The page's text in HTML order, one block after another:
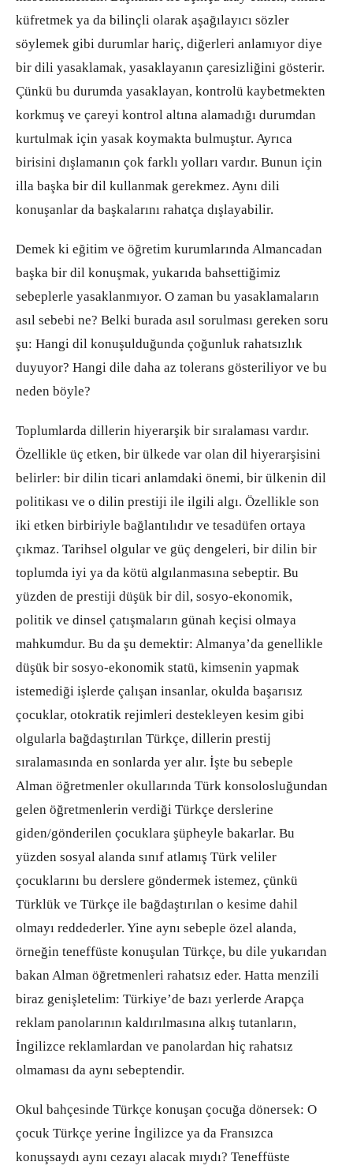
küfretmek ya da bilinçli olarak aşağılayıcı sözler
söylemek gibi durumlar hariç, diğerleri anlamıyor diye
bir dili yasaklamak, yasaklayanın çaresizliğini gösterir.
Çünkü bu durumda yasaklayan, kontrolü kaybetmekten
korkmuş ve çareyi kontrol altına alamadığı durumdan
kurtulmak için yasak koymakta bulmuştur. Ayrıca
birisini dışlamanın çok farklı yolları vardır. Bunun için
illa başka bir dil kullanmak gerekmez. Aynı dili
konuşanlar da başkalarını rahatça dışlayabilir.
Demek ki eğitim ve öğretim kurumlarında Almancadan
başka bir dil konuşmak, yukarıda bahsettiğimiz
sebeplerle yasaklanmıyor. O zaman bu yasaklamaların
asıl sebebi ne? Belki burada asıl sorulması gereken soru
şu: Hangi dil konuşulduğunda çoğunluk rahatsızlık
duyuyor? Hangi dile daha az tolerans gösteriliyor ve bu
neden böyle?
Toplumlarda dillerin hiyerarşik bir sıralaması vardır.
Özellikle üç etken, bir ülkede var olan dil hiyerarşisini
belirler: bir dilin ticari anlamdaki önemi, bir ülkenin dil
politikası ve o dilin prestiji ile ilgili algı. Özellikle son
iki etken birbiriyle bağlantılıdır ve tesadüfen ortaya
çıkmaz. Tarihsel olgular ve güç dengeleri, bir dilin bir
toplumda iyi ya da kötü algılanmasına sebeptir. Bu
yüzden de prestiji düşük bir dil, sosyo-ekonomik,
politik ve dinsel çatışmaların günah keçisi olmaya
mahkumdur. Bu da şu demektir: Almanya’da genellikle
düşük bir sosyo-ekonomik statü, kimsenin yapmak
istemediği işlerde çalışan insanlar, okulda başarısız
çocuklar, otokratik rejimleri destekleyen kesim gibi
olgularla bağdaştırılan Türkçe, dillerin prestij
sıralamasında en sonlarda yer alır. İşte bu sebeple
Alman öğretmenler okullarında Türk konsolosluğundan
gelen öğretmenlerin verdiği Türkçe derslerine
giden/gönderilen çocuklara şüpheyle bakarlar. Bu
yüzden sosyal alanda sınıf atlamış Türk veliler
çocuklarını bu derslere göndermek istemez, çünkü
Türklük ve Türkçe ile bağdaştırılan o kesime dahil
olmayı reddederler. Yine aynı sebeple özel alanda,
örneğin teneffüste konuşulan Türkçe, bu dile yukarıdan
bakan Alman öğretmenleri rahatsız eder. Hatta menzili
biraz genişletelim: Türkiye’de bazı yerlerde Arapça
reklam panolarının kaldırılmasına alkış tutanların,
İngilizce reklamlardan ve panolardan hiç rahatsız
olmaması da aynı sebeptendir.
Okul bahçesinde Türkçe konuşan çocuğa dönersek: O
çocuk Türkçe yerine İngilizce ya da Fransızca
konuşsaydı aynı cezayı alacak mıydı? Teneffüste